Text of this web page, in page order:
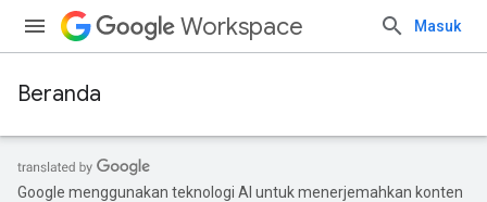
Workspace Masuk
Beranda
Google menggunakan teknologi AI untuk menerjemahkan konten